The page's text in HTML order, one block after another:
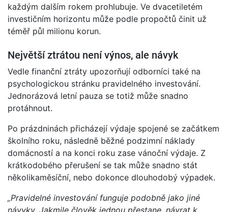
každým dalším rokem prohlubuje. Ve dvacetiletém
investičním horizontu může podle propočtů činit už
téměř půl milionu korun.
Největší ztrátou není výnos, ale návyk
Vedle finanční ztráty upozorňují odborníci také na
psychologickou stránku pravidelného investování.
Jednorázová letní pauza se totiž může snadno
protáhnout.
Po prázdninách přicházejí výdaje spojené se začátkem
školního roku, následně běžné podzimní náklady
domácností a na konci roku zase vánoční výdaje. Z
krátkodobého přerušení se tak může snadno stát
několikaměsíční, nebo dokonce dlouhodobý výpadek.
„Pravidelné investování funguje podobně jako jiné
návyky. Jakmile člověk jednou přestane, návrat k